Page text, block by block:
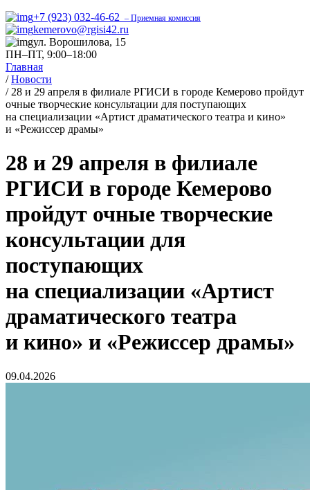
+7 (923) 032-46-62 – Приемная комиссия
kemerovo@rgisi42.ru
ул. Ворошилова, 15
ПН–ПТ, 9:00–18:00
Главная
/ Новости
/ 28 и 29 апреля в филиале РГИСИ в городе Кемерово пройдут
очные творческие консультации для поступающих
на специализации «Артист драматического театра и кино»
и «Режиссер драмы»
28 и 29 апреля в филиале
РГИСИ в городе Кемерово
пройдут очные творческие
консультации для
поступающих
на специализации «Артист
драматического театра
и кино» и «Режиссер драмы»
09.04.2026